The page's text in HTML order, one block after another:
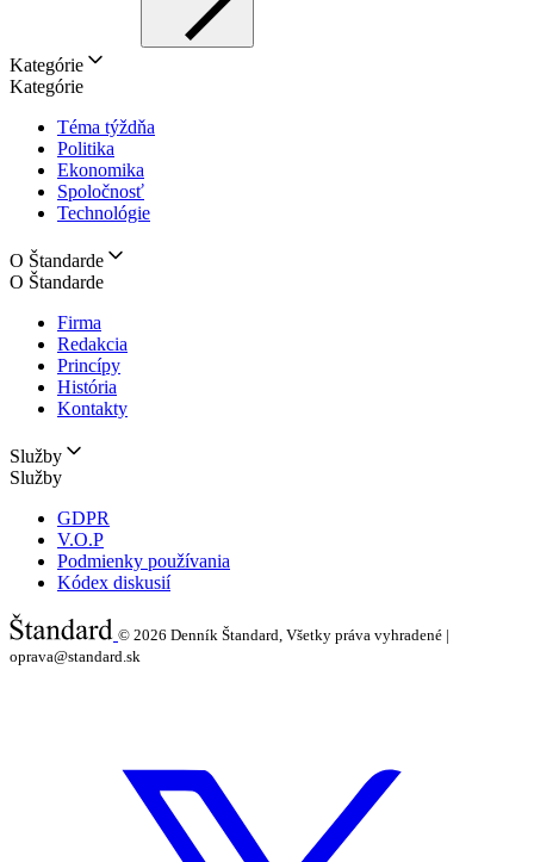
Kategórie
Kategórie
Téma týždňa
Politika
Ekonomika
Spoločnosť
Technológie
O Štandarde
O Štandarde
Firma
Redakcia
Princípy
História
Kontakty
Služby
Služby
GDPR
V.O.P
Podmienky používania
Kódex diskusií
© 2026 Denník Štandard, Všetky práva vyhradené |
oprava@standard.sk